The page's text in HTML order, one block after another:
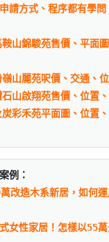
申請方式、程序都有學
鞍山錦駿苑售價、平面
嶺山麗苑呎價、交通、
石山啟翔苑售價、位置
炭彩禾苑平面圖、位置
例：
萬改造木系新居，如何
式女性家居！怎樣以55